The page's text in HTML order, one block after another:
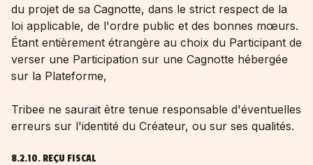
du projet de sa Cagnotte, dans le strict respect de la
loi applicable, de l'ordre public et des bonnes mœurs.
Étant entièrement étrangère au choix du Participant de
verser une Participation sur une Cagnotte hébergée
sur la Plateforme,
Tribee ne saurait être tenue responsable d'éventuelles
erreurs sur l'identité du Créateur, ou sur ses qualités.
8.2.10. REÇU FISCAL